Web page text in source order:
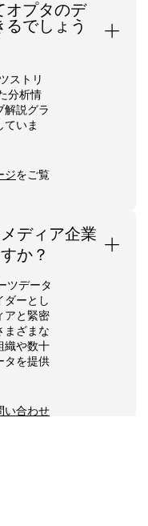
オプタのデ
でしょう
ストリ
分析情
解説グラ
ていま
ジをご覧
ディア企業
か？
ツデータ
ダーとし
アと緊密
まざまな
織や数十
タを提供
い合わせ